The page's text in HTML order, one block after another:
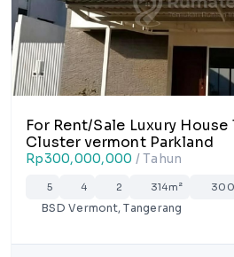
For Rent/Sale Luxury
Cluster vermont Parkland
Rp300,000,000 / Tahun
5 4 2 314m²
BSD Vermont, Tangerang